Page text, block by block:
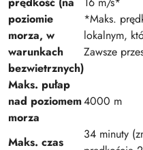
poziomie
morza, w
warunkach
bezwietrznych)
*Maks.
lokalnym,
Zawsze
Maks. pułap
nad poziomem
morza
4000 m
Maks. czas
34 minuty